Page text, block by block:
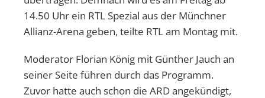
14.50 Uhr ein RTL Spezial aus der Münchner
Allianz-Arena geben, teilte RTL am Montag mit.
Moderator Florian König mit Günther Jauch an
seiner Seite führen durch das Programm.
Zuvor hatte auch schon die ARD angekündigt,